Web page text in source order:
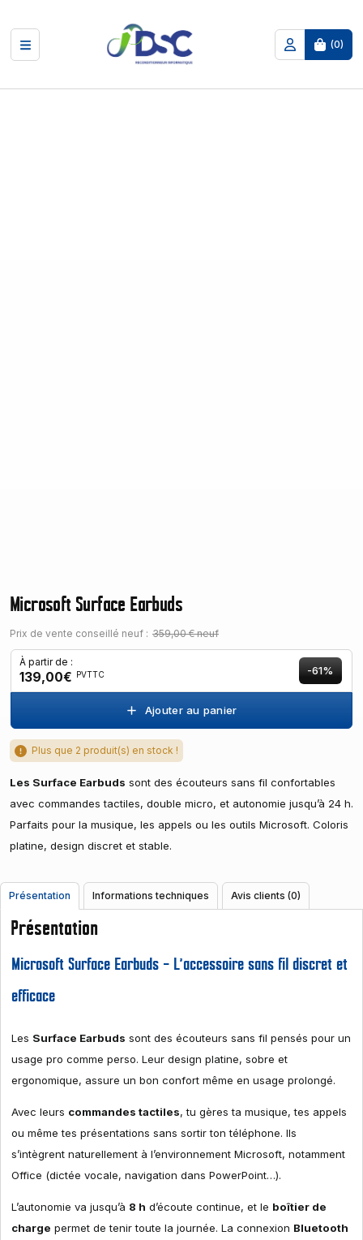
(0)
Microsoft Surface Earbuds
Prix de vente conseillé neuf : 359,00 € neuf
À partir de :
139,00€ PVTTC -61%
Ajouter au panier
Plus que 2 produit(s) en stock !
Les Surface Earbuds sont des écouteurs sans fil confortables
avec commandes tactiles, double micro, et autonomie jusqu’à 24 h.
Parfaits pour la musique, les appels ou les outils Microsoft. Coloris
platine, design discret et stable.
Présentation Informations techniques Avis clients (0)
Présentation
Microsoft Surface Earbuds – L’accessoire sans fil discret et
efficace
Les Surface Earbuds sont des écouteurs sans fil pensés pour un
usage pro comme perso. Leur design platine, sobre et
ergonomique, assure un bon confort même en usage prolongé.
Avec leurs commandes tactiles, tu gères ta musique, tes appels
ou même tes présentations sans sortir ton téléphone. Ils
s’intègrent naturellement à l’environnement Microsoft, notamment
Office (dictée vocale, navigation dans PowerPoint…).
L’autonomie va jusqu’à 8 h d’écoute continue, et le boîtier de
charge permet de tenir toute la journée. La connexion Bluetooth